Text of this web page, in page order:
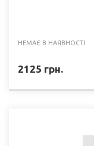
НЕМАЄ В НАЯВНОСТІ
2125 грн.